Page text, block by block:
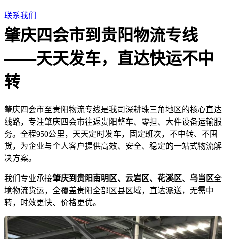
联系我们
肇庆四会市到贵阳物流专线
——天天发车，直达快运不中
转
肇庆四会市至贵阳物流专线是我司深耕珠三角地区的核心直达
线路，专注肇庆四会市往返贵阳整车、零担、大件设备运输服
务。全程950公里，天天定时发车，固定班次，不中转、不囤
货，为企业与个人客户提供高效、安全、稳定的一站式物流解
决方案。
我们专业承接肇庆到贵阳南明区、云岩区、花溪区、乌当区全
境物流货运，全覆盖贵阳全部区县区域，直达派送，无需中
转，时效更快、价格更优。